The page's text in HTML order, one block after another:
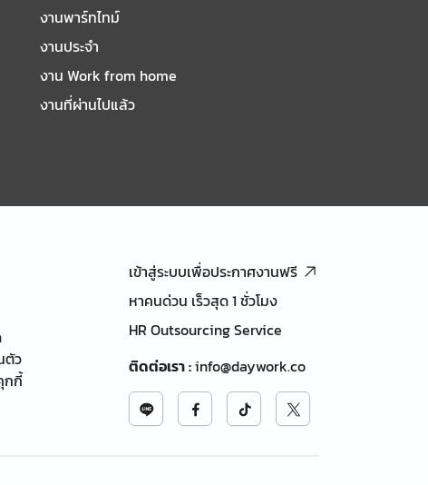
งานพาร์ทไทม์
งานประจำ
งาน Work from home
งานที่ผ่านไปแล้ว
ตัว
กกี้
เข้าสู่ระบบเพื่อประกาศงานฟรี
หาคนด่วน เร็วสุด 1 ชั่วโมง
HR Outsourcing Service
ติดต่อเรา:info@daywork.co